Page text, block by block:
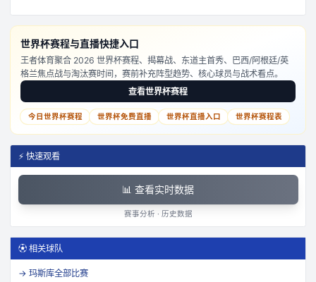
世界杯赛程与直播快捷入口
王者体育聚合 2026 世界杯赛程、揭幕战、东道主首秀、巴西/阿根廷/英
格兰焦点战与淘汰赛时间，赛前补充阵型趋势、核心球员与战术看点。
查看世界杯赛程
今日世界杯赛程 世界杯免费直播 世界杯直播入口 世界杯赛程表
⚡ 快速观看
📊 查看实时数据
赛事分析 · 历史数据
⚽ 相关球队
→ 玛斯库全部比赛